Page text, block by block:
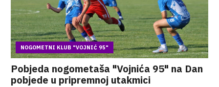
NOGOMETNI KLUB "VOJNIĆ 95"
Pobjeda nogometaša "Vojnića 95" na Dan
pobjede u pripremnoj utakmici